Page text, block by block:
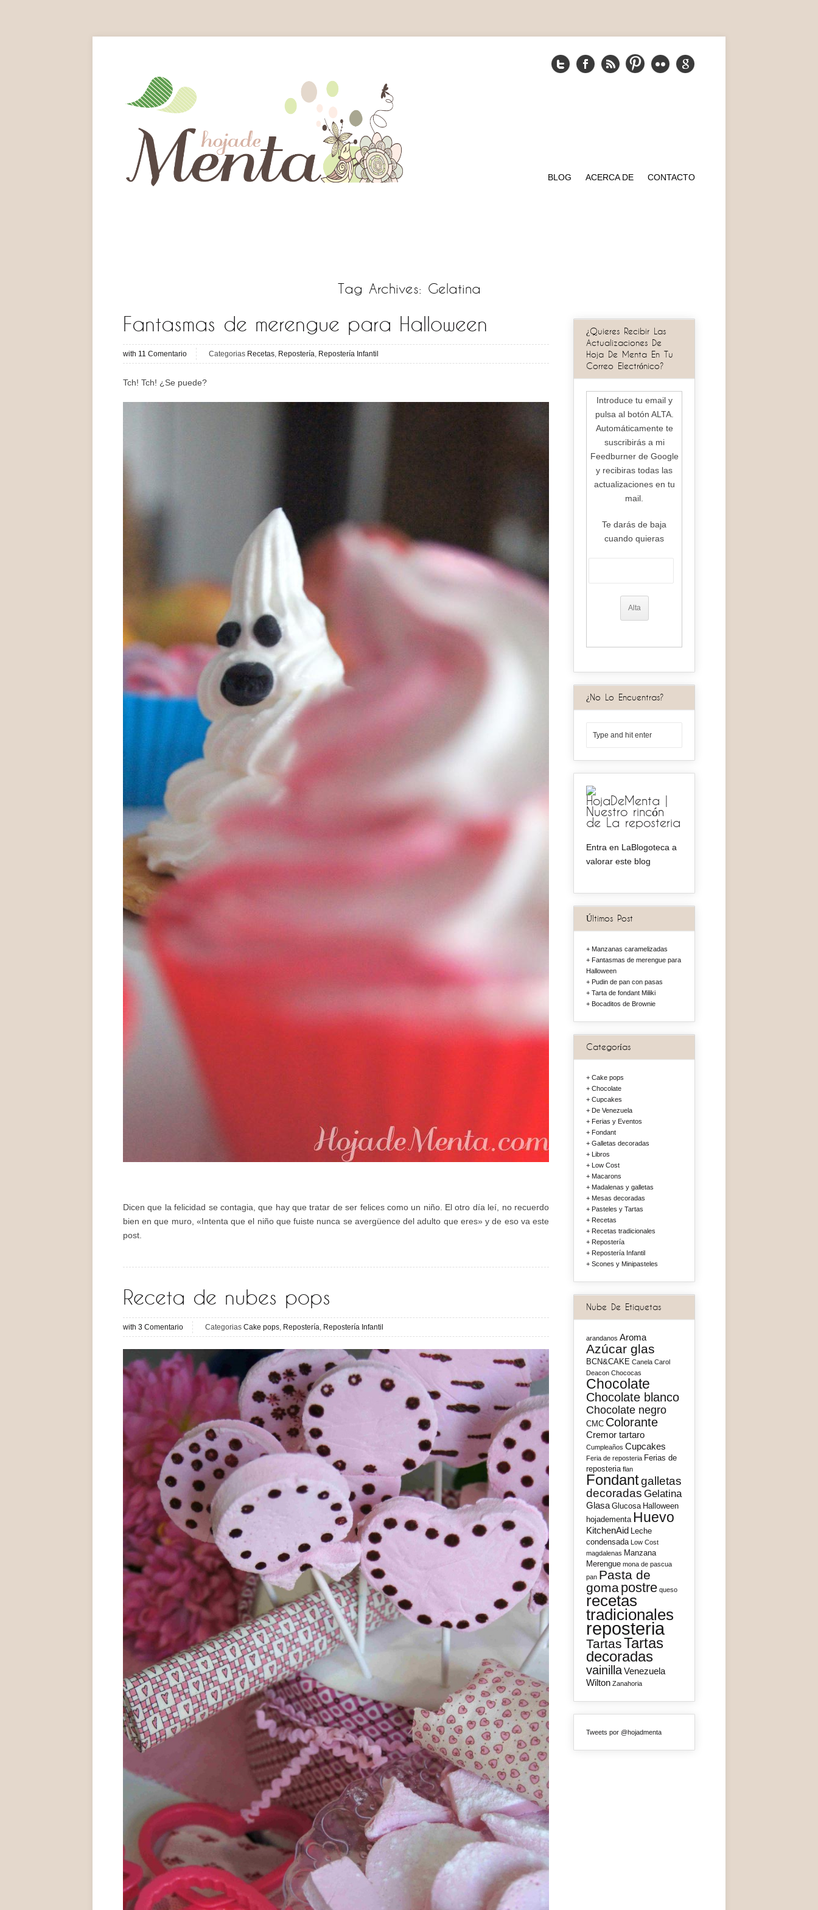
BLOG ACERCA DE CONTACTO
Tag Archives: Gelatina
Fantasmas de merengue para Halloween
with 11 Comentario Categorias Recetas, Repostería, Repostería Infantil
Tch! Tch! ¿Se puede?
Dicen que la felicidad se contagia, que hay que tratar de ser felices como un niño. El otro día leí, no recuerdo
bien en que muro, «Intenta que el niño que fuiste nunca se avergüence del adulto que eres» y de eso va este
post.
Receta de nubes pops
with 3 Comentario Categorias Cake pops, Repostería, Repostería Infantil
¿Quieres Recibir Las
Actualizaciones De
Hoja De Menta En Tu
Correo Electrónico?
Introduce tu email y
pulsa al botón ALTA.
Automáticamente te
suscribirás a mi
Feedburner de Google
y recibiras todas las
actualizaciones en tu
mail.
Te darás de baja
cuando quieras
¿No Lo Encuentras?
HojaDeMenta |
Nuestro rincón
de La reposteria
Entra en LaBlogoteca a
valorar este blog
Últimos Post
Manzanas caramelizadas
Fantasmas de merengue para
Halloween
Pudin de pan con pasas
Tarta de fondant Miliki
Bocaditos de Brownie
Categorías
Cake pops
Chocolate
Cupcakes
De Venezuela
Ferias y Eventos
Fondant
Galletas decoradas
Libros
Low Cost
Macarons
Madalenas y galletas
Mesas decoradas
Pasteles y Tartas
Recetas
Recetas tradicionales
Repostería
Repostería Infantil
Scones y Minipasteles
Nube De Etiquetas
arandanos Aroma
Azúcar glas
BCN&CAKE Canela Carol
Deacon Chococas
Chocolate
Chocolate blanco
Chocolate negro
CMC Colorante
Cremor tartaro
Cumpleaños Cupcakes
Feria de reposteria Ferias de
reposteria flan
Fondantgalletas
decoradas Gelatina
Glasa Glucosa Halloween
hojadementa Huevo
KitchenAid Leche
condensada
Low Cost
magdalenas Manzana
Merengue mona de pascua
pan Pasta de
gomapostre queso
recetas
tradicionales
reposteria
TartasTartas
decoradas
vainillaVenezuela
Wilton Zanahoria
Tweets por @hojadmenta